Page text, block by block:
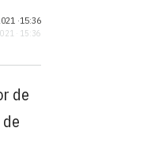
·15:36
· 15:36
de